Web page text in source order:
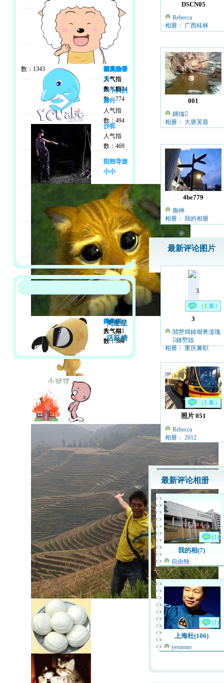
数：1343
游来游去
人气指
数：1324
阳关公仔
人气指
数：861
落寞的季
节
人气指
数：774
一个人的
旅行
人气指
数：494
沙驼
人气指
数：469
阳朔导游
小小
人气指
数：441
馒头
人气指
数：394
finland
人气指
数：309
周星星
活跃榜
DSCN05
Rebecca
相册： 广西桂林
001
鏄熻
相册： 大唐芙蓉
4be779
御神
相册： 我的相册
最新评论图片
（1 条）
3
閲嶅簡鍏艰亴濡瑰
鏈嶅姟
相册： 重庆兼职
（1 条）
照片 051
Rebecca
相册： 2012
最新评论相册
(1)
我的相(7)
自由独
(1)
上海杜(106)
yesnono